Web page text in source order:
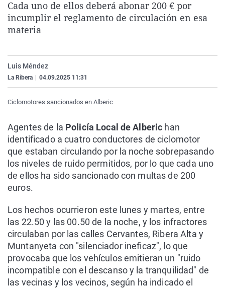
La rosa de los vientos
Caso
Extremadura
Virales
Cada uno de ellos deberá abonar 200 € por
incumplir el reglamento de circulación en esa
materia
Luis Méndez
La Ribera 04.09.2025 11:31
Ciclomotores sancionados en Alberic
Agentes de la Policía Local de Alberic han
identificado a cuatro conductores de ciclomotor
que estaban circulando por la noche sobrepasando
los niveles de ruido permitidos, por lo que cada uno
de ellos ha sido sancionado con multas de 200
euros.
Los hechos ocurrieron este lunes y martes, entre
las 22.50 y las 00.50 de la noche, y los infractores
circulaban por las calles Cervantes, Ribera Alta y
Muntanyeta con "silenciador ineficaz", lo que
provocaba que los vehículos emitieran un "ruido
incompatible con el descanso y la tranquilidad" de
las vecinas y los vecinos, según ha indicado el